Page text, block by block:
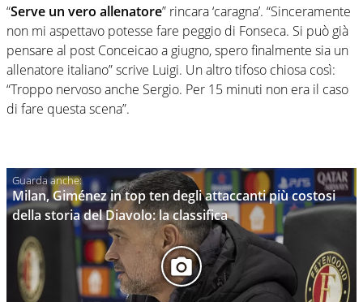
“Serve un vero allenatore” rincara ‘caragna’. “Sinceramente
non mi aspettavo potesse fare peggio di Fonseca. Si può già
pensare al post Conceicao a giugno, spero finalmente sia un
allenatore italiano” scrive Luigi. Un altro tifoso chiosa così:
“Troppo nervoso anche Sergio. Per 15 minuti non era il caso
di fare questa scena”.
Milan, Giménez in top ten degli attaccanti più costosi
della storia del Diavolo: la classifica